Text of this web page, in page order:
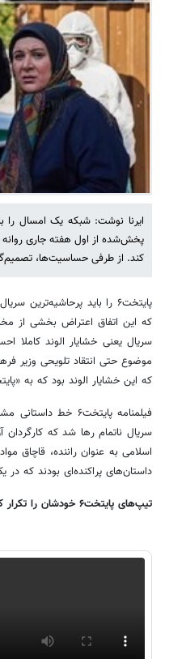
پخش‌شده از اول هفته جاری روانه
کند. از طرفی حساسیت‌ها،
پایتخت۶ را باید
که این اتفاق اعتراض بخشی از
سریال یعنی خشایار الوند
موضوع حتی انتقاد تلویحی وزیر
که این خشایار الوند بود که به
فیلمنامه
سریال ناتمام رها شد که
اسلامی به عنوان راننده، قاچاق
داستان‌های پراکنده‌ای بودند که
تیپ‌های پایتخت۶ خودشان را تکرار کردند